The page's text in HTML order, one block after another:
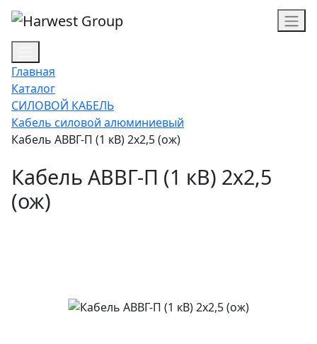
Главная
Каталог
СИЛОВОЙ КАБЕЛЬ
Кабель силовой алюминиевый
Кабель АВВГ-П (1 кВ) 2х2,5 (ож)
Кабель АВВГ-П (1 кВ) 2х2,5
(ож)